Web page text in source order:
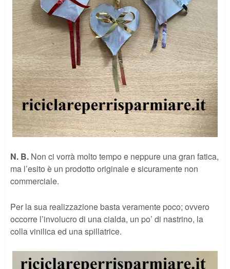
N. B. Non ci vorrà molto tempo e neppure una gran fatica,
ma l’esito è un prodotto originale e sicuramente non
commerciale.
Per la sua realizzazione basta veramente poco; ovvero
occorre l’involucro di una cialda, un po’ di nastrino, la
colla vinilica ed una spillatrice.